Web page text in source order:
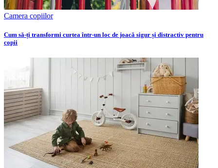
Camera copiilor
Cum să-ți transformi curtea într-un loc de joacă sigur și distractiv pentru
copii